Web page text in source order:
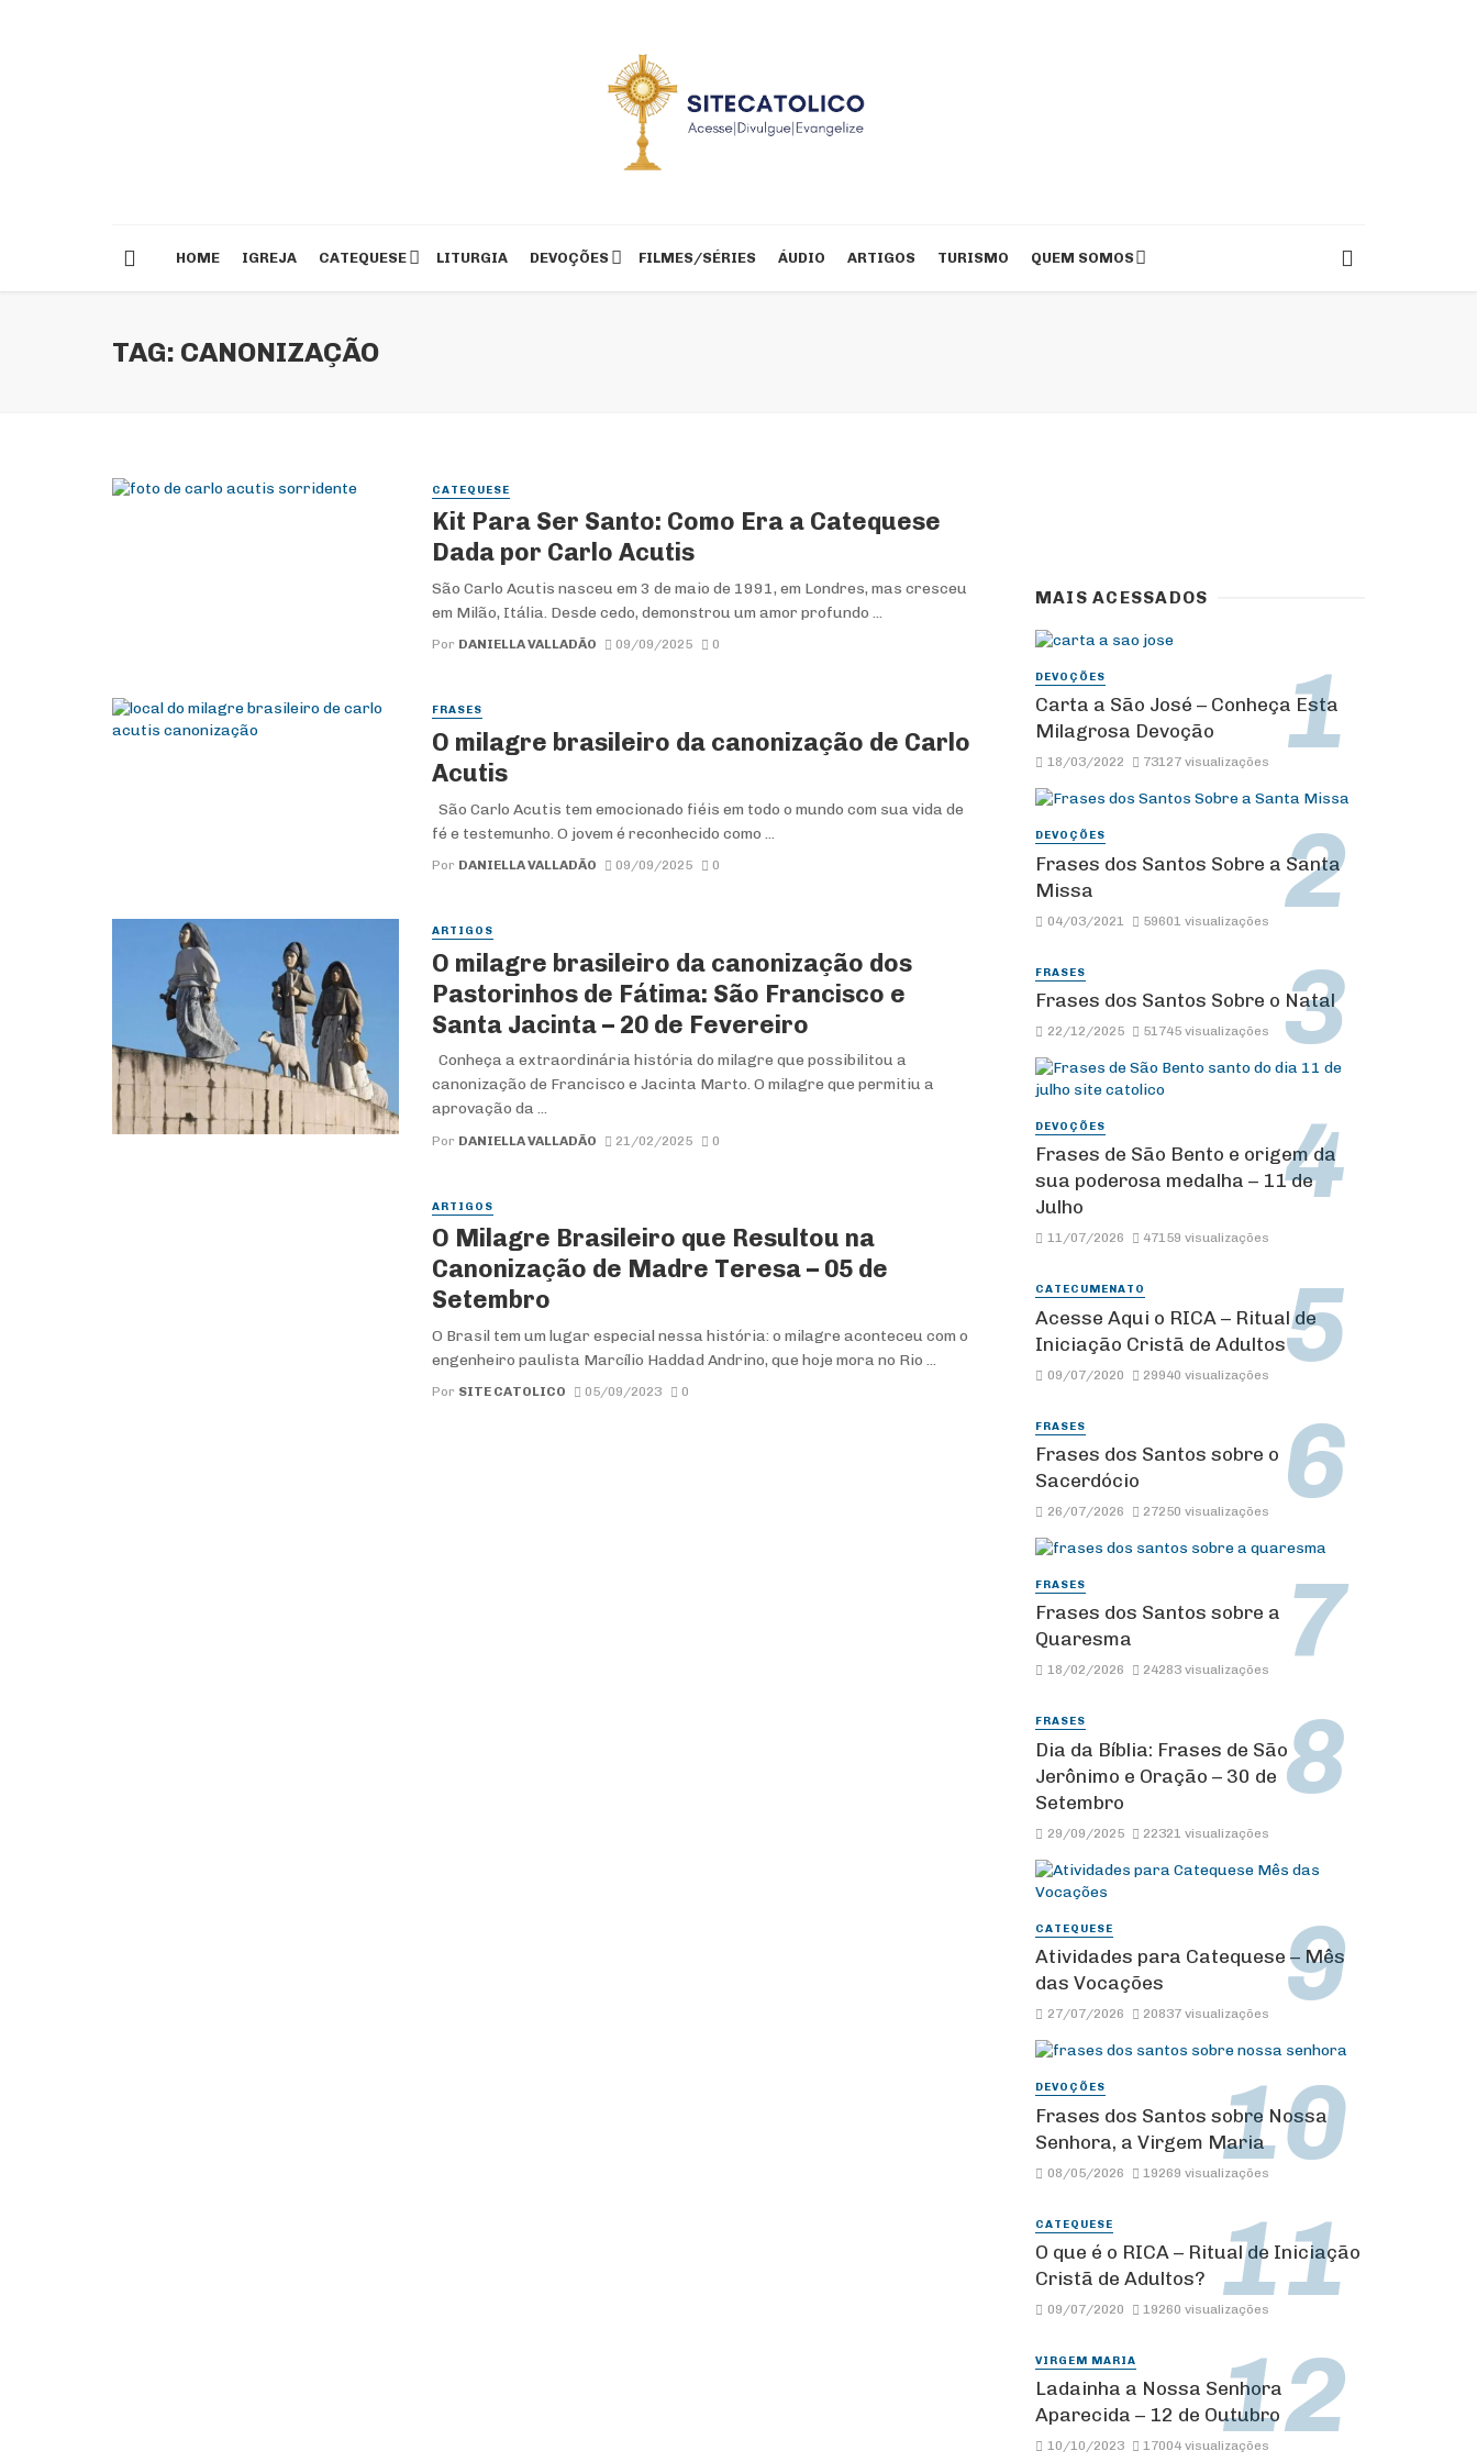
HOME IGREJA CATEQUESE LITURGIA DEVOÇÕES FILMES/SÉRIES ÁUDIO ARTIGOS TURISMO QUEM SOMOS
TAG: CANONIZAÇÃO
CATEQUESE
Kit Para Ser Santo: Como Era a Catequese
Dada por Carlo Acutis
São Carlo Acutis nasceu em 3 de maio de 1991, em Londres, mas cresceu
em Milão, Itália. Desde cedo, demonstrou um amor profundo ...
Por DANIELLA VALLADÃO 09/09/2025 0
FRASES
O milagre brasileiro da canonização de Carlo
Acutis
São Carlo Acutis tem emocionado fiéis em todo o mundo com sua vida de
fé e testemunho. O jovem é reconhecido como ...
Por DANIELLA VALLADÃO 09/09/2025 0
ARTIGOS
O milagre brasileiro da canonização dos
Pastorinhos de Fátima: São Francisco e
Santa Jacinta – 20 de Fevereiro
Conheça a extraordinária história do milagre que possibilitou a
canonização de Francisco e Jacinta Marto. O milagre que permitiu a
aprovação da ...
Por DANIELLA VALLADÃO 21/02/2025 0
ARTIGOS
O Milagre Brasileiro que Resultou na
Canonização de Madre Teresa – 05 de
Setembro
O Brasil tem um lugar especial nessa história: o milagre aconteceu com o
engenheiro paulista Marcílio Haddad Andrino, que hoje mora no Rio ...
Por SITE CATOLICO 05/09/2023 0
MAIS ACESSADOS
DEVOÇÕES
Carta a São José – Conheça Esta
Milagrosa Devoção
18/03/2022 73127 visualizações
DEVOÇÕES
Frases dos Santos Sobre a Santa
Missa
04/03/2021 59601 visualizações
FRASES
Frases dos Santos Sobre o Natal
22/12/2025 51745 visualizações
DEVOÇÕES
Frases de São Bento e origem da
sua poderosa medalha – 11 de
Julho
11/07/2026 47159 visualizações
CATECUMENATO
Acesse Aqui o RICA – Ritual de
Iniciação Cristã de Adultos
09/07/2020 29940 visualizações
FRASES
Frases dos Santos sobre o
Sacerdócio
26/07/2026 27250 visualizações
FRASES
Frases dos Santos sobre a
Quaresma
18/02/2026 24283 visualizações
FRASES
Dia da Bíblia: Frases de São
Jerônimo e Oração – 30 de
Setembro
29/09/2025 22321 visualizações
CATEQUESE
Atividades para Catequese – Mês
das Vocações
27/07/2026 20837 visualizações
DEVOÇÕES
Frases dos Santos sobre Nossa
Senhora, a Virgem Maria
08/05/2026 19269 visualizações
CATEQUESE
O que é o RICA – Ritual de Iniciação
Cristã de Adultos?
09/07/2020 19260 visualizações
VIRGEM MARIA
Ladainha a Nossa Senhora
Aparecida – 12 de Outubro
10/10/2023 17004 visualizações